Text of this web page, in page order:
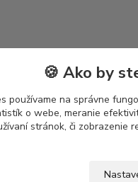
🍪 Ako by
používame na správne
o webe, meranie
stránok, či zobrazenie